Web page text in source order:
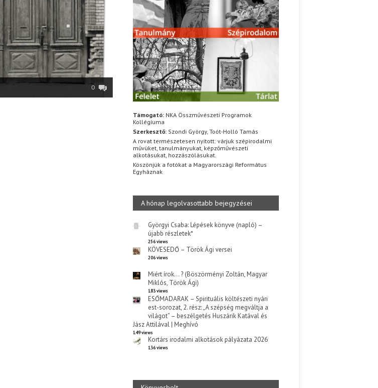
0
Támogató: NKA Összművészeti Programok
Kollégiuma
Szerkesztő: Szondi György, Toót-Holló Tamás
A rovat természetesen nyitott: várjuk szépirodalmi
művüket, tanulmányukat, képzőművészeti
alkotásukat, hozzászólásukat.
Köszönjük a fotókat a Magyarországi Református
Egyháznak
A hónap legolvasottabb bejegyzései
Györgyi Csaba: Lépések könyve (napló) –
újabb részletek*
256 views
KÖVESEDŐ – Török Ági versei
206 views
Miért írok… ? (Böszörményi Zoltán, Magyar
Miklós, Török Ági)
183 views
ESŐMADARAK – Spirituális költészeti nyári
est-sorozat, 2. rész: „A szépség megváltja a
világot” – beszélgetés Huszárik Katával és
Jász Attilával | Meghívó
149 views
Kortárs irodalmi alkotások pályázata 2026
136 views